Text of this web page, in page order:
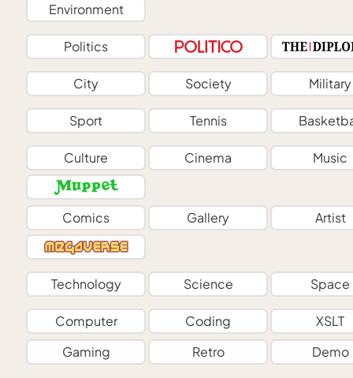
Environment
Politics
City Society Military
Sport Tennis
Culture Cinema Music
Comics Gallery Artist
Technology Science Space
Computer Coding
XSLT
Gaming
Retro Demo